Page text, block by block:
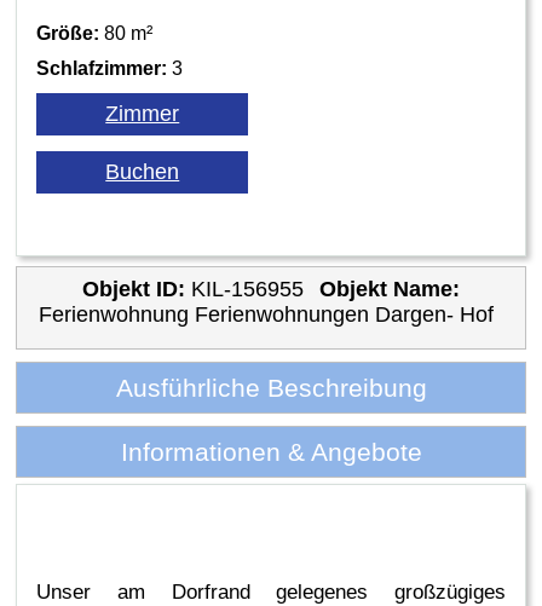
Größe: 80 m²
Schlafzimmer: 3
Objekt ID: KIL-156955
Objekt Name:
Ferienwohnung Ferienwohnungen Dargen- Hof
Ausführliche Beschreibung
Informationen & Angebote
Unser am Dorfrand gelegenes großzügiges